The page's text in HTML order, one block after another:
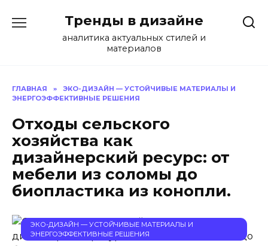
содержанию
Тренды в дизайне
аналитика актуальных стилей и
материалов
ГЛАВНАЯ »
ЭКО-ДИЗАЙН — УСТОЙЧИВЫЕ МАТЕРИАЛЫ И
ЭНЕРГОЭФФЕКТИВНЫЕ РЕШЕНИЯ
Отходы сельского
хозяйства как
дизайнерский ресурс: от
мебели из соломы до
биопластика из конопли.
ЭКО-ДИЗАЙН — УСТОЙЧИВЫЕ МАТЕРИАЛЫ И
ЭНЕРГОЭФФЕКТИВНЫЕ РЕШЕНИЯ